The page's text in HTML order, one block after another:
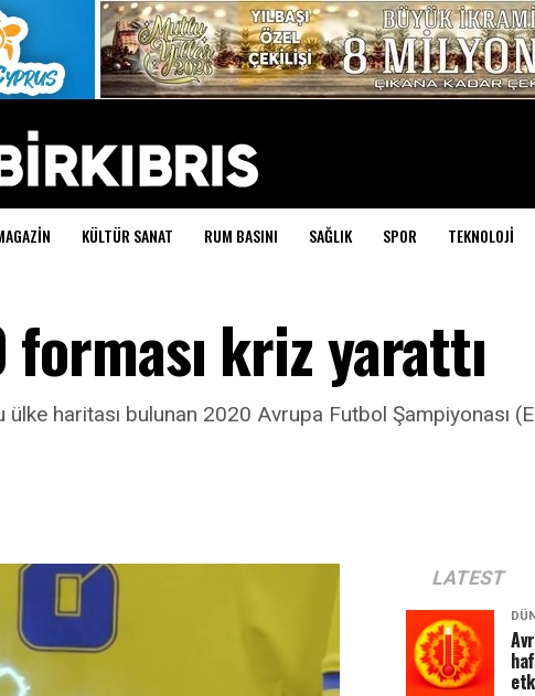
KÜLTÜR SANAT RUM BASINI SAĞLIK SPOR TEKNOLOJI
forması kriz yarattı
ülke haritası bulunan 2020 Avrupa Futbol Şampiyonası
LATEST